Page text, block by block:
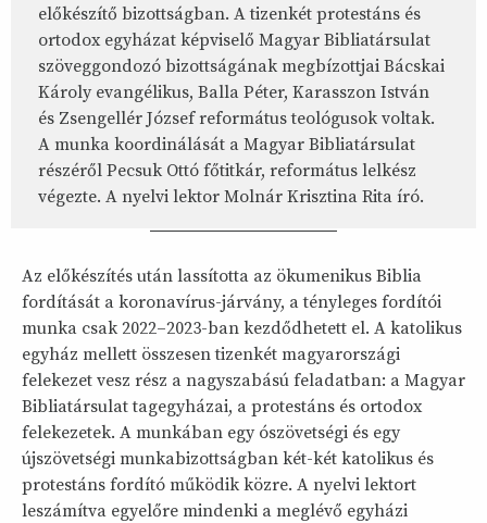
előkészítő bizottságban. A tizenkét protestáns és
ortodox egyházat képviselő Magyar Bibliatársulat
szöveggondozó bizottságának megbízottjai Bácskai
Károly evangélikus, Balla Péter, Karasszon István
és Zsengellér József református teológusok voltak.
A munka koordinálását a Magyar Bibliatársulat
részéről Pecsuk Ottó főtitkár, református lelkész
végezte. A nyelvi lektor Molnár Krisztina Rita író.
Az előkészítés után lassította az ökumenikus Biblia
fordítását a koronavírus-járvány, a tényleges fordítói
munka csak 2022–2023-ban kezdődhetett el. A katolikus
egyház mellett összesen tizenkét magyarországi
felekezet vesz rész a nagyszabású feladatban: a Magyar
Bibliatársulat tagegyházai, a protestáns és ortodox
felekezetek. A munkában egy ószövetségi és egy
újszövetségi munkabizottságban két-két katolikus és
protestáns fordító működik közre. A nyelvi lektort
leszámítva egyelőre mindenki a meglévő egyházi